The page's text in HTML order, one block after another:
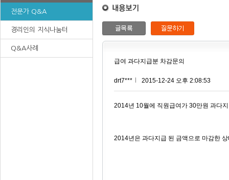
전문가 Q&A
경리인의 지식나눔터
Q&A사례
급여 과다지급분 차감문의
drt7*** 2015-12-24 오후 2:08:53
2014년 10월에 직원급여가 30만원 과다
2014년은 과다지급 된 금액으로 마감한